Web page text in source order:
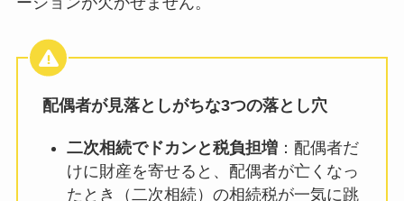
配偶者が見落としがちな3つの落とし穴
二次相続でドカンと税負担増：配偶者だ
けに財産を寄せると、配偶者が亡くなっ
たとき（二次相続）の相続税が一気に跳